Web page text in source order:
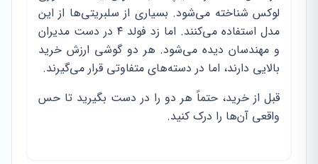
لوکس شناخته می‌شود. بسیاری از سلبریتی‌ها از این
مدل استفاده می‌کنند. اما زد فولد ۴ در دست مدیران
و مهندسان دیده می‌شود. هر دو گوشی ارزش خرید
بالایی دارند، اما در دسته‌های متفاوتی قرار می‌گیرند.
قبل از خرید، حتماً هر دو را در دست بگیرید تا حس
واقعی آن‌ها را درک کنید.